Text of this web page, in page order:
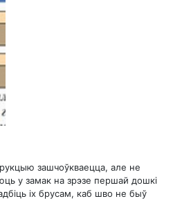
зашчоўкваецца, але не
у замак на зрэзе першай дошкі
іх брусам, каб шво не быў